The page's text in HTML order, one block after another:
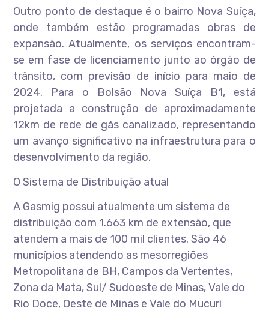
Outro ponto de destaque é o bairro Nova Suíça,
onde também estão programadas obras de
expansão. Atualmente, os serviços encontram-
se em fase de licenciamento junto ao órgão de
trânsito, com previsão de início para maio de
2024. Para o Bolsão Nova Suíça B1, está
projetada a construção de aproximadamente
12km de rede de gás canalizado, representando
um avanço significativo na infraestrutura para o
desenvolvimento da região.
O Sistema de Distribuição atual
A Gasmig possui atualmente um sistema de
distribuição com 1.663 km de extensão, que
atendem a mais de 100 mil clientes. São 46
municípios atendendo as mesorregiões
Metropolitana de BH, Campos da Vertentes,
Zona da Mata, Sul/ Sudoeste de Minas, Vale do
Rio Doce, Oeste de Minas e Vale do Mucuri